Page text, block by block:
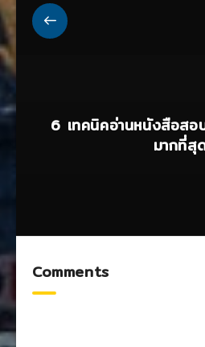
6 เทคนิคอ่านหนังสือสอ
มากที่สุ
Comments